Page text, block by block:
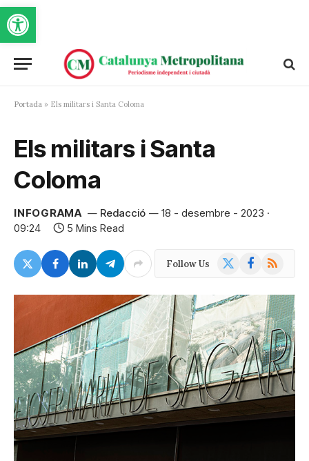
Obre la barra d'eines
Portada » Els militars i Santa Coloma
Els militars i Santa
Coloma
INFOGRAMA Redacció
18 - desembre - 2023 ·
09:24
5 Mins Read
Follow Us Facebook
RSS